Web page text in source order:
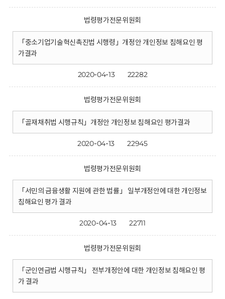
법령평가전문위원회
「중소기업기술혁신촉진법 시행령」개정안 개인정보 침해요인 평
가결과
2020-04-13 22282
법령평가전문위원회
「골재채취법 시행규칙」개정안 개인정보 침해요인 평가결과
2020-04-13 22945
법령평가전문위원회
「서민의 금융생활 지원에 관한 법률」 일부개정안에 대한 개인정보
침해요인 평가 결과
2020-04-13 22711
법령평가전문위원회
「군인연금법 시행규칙」 전부개정안에 대한 개인정보 침해요인 평
가 결과